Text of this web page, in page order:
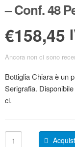
– Conf. 48
€158,45
Ancora non ci sono
Bottiglia Chiara è un
Serigrafia.
cl.